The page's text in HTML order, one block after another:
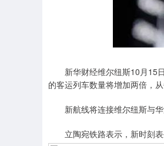
新华财经维尔纽斯10月15日
的客运列车数量将增加两倍，从
新航线将连接维尔纽斯与华
立陶宛铁路表示，新时刻表